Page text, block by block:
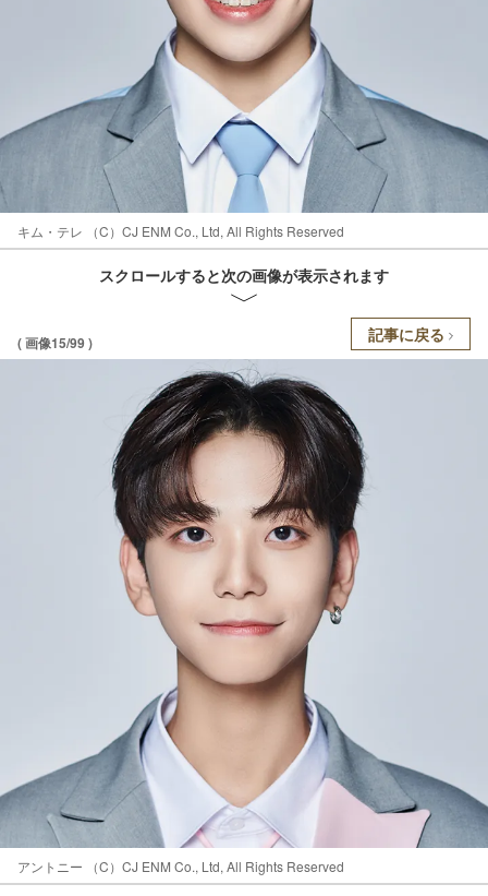
キム・テレ （C）CJ ENM Co., Ltd, All Rights Reserved
スクロールすると次の画像が表示されます
( 画像15/99 ) 記事に戻る
アントニー （C）CJ ENM Co., Ltd, All Rights Reserved